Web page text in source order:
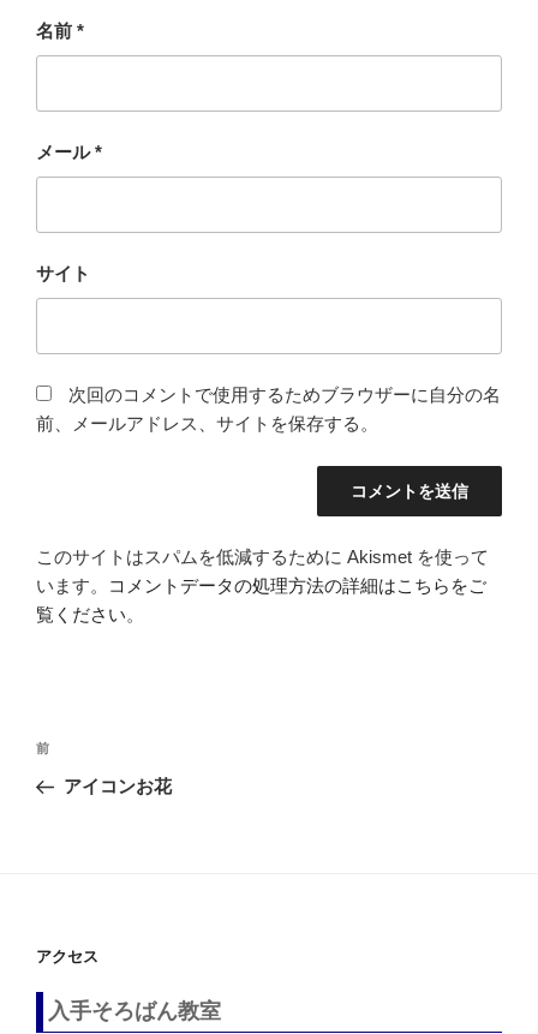
名前 *
メール*
サイト
次回のコメントで使用するためブラウザーに自分の名
前、メールアドレス、サイトを保存する。
このサイトはスパムを低減するために Akismet を使って
います。
コメントデータの処理方法の詳細はこちらをご
覧ください。
投
ナ
ョ
ン
過
去
前
アイコンお花
アクセス
入手そろばん教室